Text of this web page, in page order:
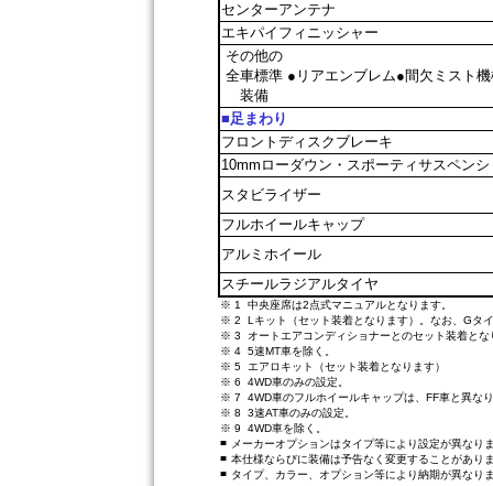
センターアンテナ
エキパイフィニッシャー
その他の
全車標準
装備
●リアエンブレム●間欠ミスト
■足まわり
フロントディスクブレーキ
10mmローダウン・スポーティサスペンシ
スタビライザー
フルホイールキャップ
アルミホイール
スチールラジアルタイヤ
※ 1
中央座席は2点式マニュアルとなります。
※ 2
Lキット（セット装着となります）。なお、Gタ
※ 3
オートエアコンディショナーとのセット装着とな
※ 4 5速MT車を除く。
※ 5
エアロキット（セット装着となります）
※ 6
4WD車のみの設定。
※ 7
4WD車のフルホイールキャップは、FF車と異な
※ 8
3速AT車のみの設定。
※ 9
4WD車を除く。
■
メーカーオプションはタイプ等により設定が異な
■ 本仕様ならびに装備は予告なく変更することがあり
■ タイプ、カラー、オプション等により納期が異なり